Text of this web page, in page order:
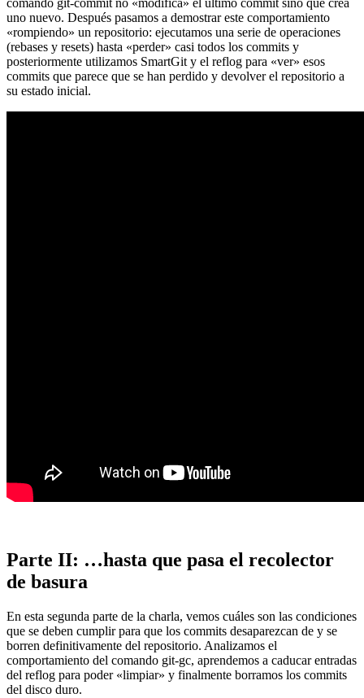
comando git-commit no «modifica» el último commit sino que crea
uno nuevo. Después pasamos a demostrar este comportamiento
«rompiendo» un repositorio: ejecutamos una serie de operaciones
(rebases y resets) hasta «perder» casi todos los commits y
posteriormente utilizamos SmartGit y el reflog para «ver» esos
commits que parece que se han perdido y devolver el repositorio a
su estado inicial.
Parte II: …hasta que pasa el recolector
de basura
En esta segunda parte de la charla, vemos cuáles son las condiciones
que se deben cumplir para que los commits desaparezcan de y se
borren definitivamente del repositorio. Analizamos el
comportamiento del comando git-gc, aprendemos a caducar entradas
del reflog para poder «limpiar» y finalmente borramos los commits
del disco duro.